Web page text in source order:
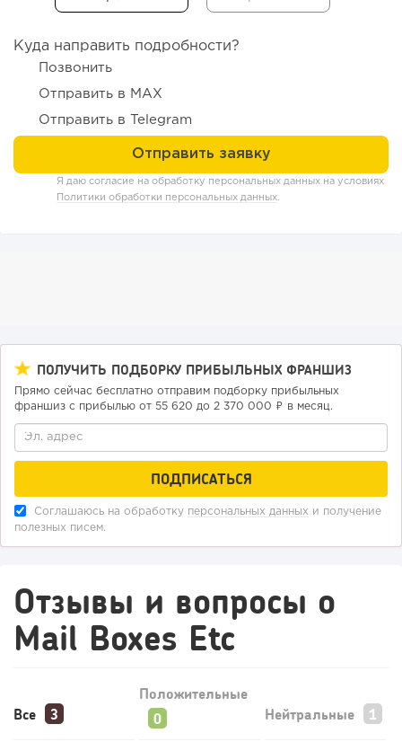
Конференции августа 2026: лучшие мероприятия месяца
Куда направить подробности?
Позвонить
Отправить в MAX
Отправить в Telegram
Я даю согласие на обработку персональных данных на условиях
Политики обработки персональных данных.
ПОЛУЧИТЬ ПОДБОРКУ ПРИБЫЛЬНЫХ ФРАНШИЗ
Прямо сейчас бесплатно отправим подборку прибыльных
франшиз с прибылью от 55 620 до 2 370 000 ₽ в месяц.
Соглашаюсь на обработку персональных данных и получение
полезных писем.
Отзывы и вопросы о
Mail Boxes Etc
Все
Положительные
Нейтральные